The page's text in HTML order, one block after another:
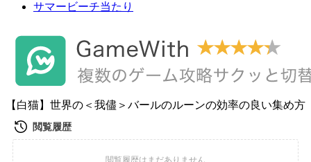
サマービーチ当たり
【白猫】世界の＜我儘＞バールのルーンの効率の良い集め方